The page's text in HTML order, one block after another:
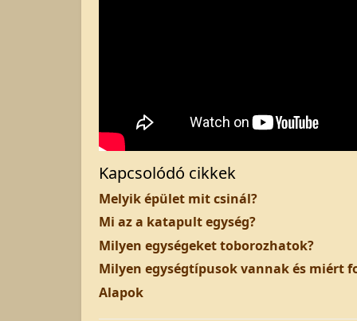
Kapcsolódó cikkek
Melyik épület mit csinál?
Mi az a katapult egység?
Milyen egységeket toborozhatok?
Milyen egységtípusok vannak és miért
Alapok